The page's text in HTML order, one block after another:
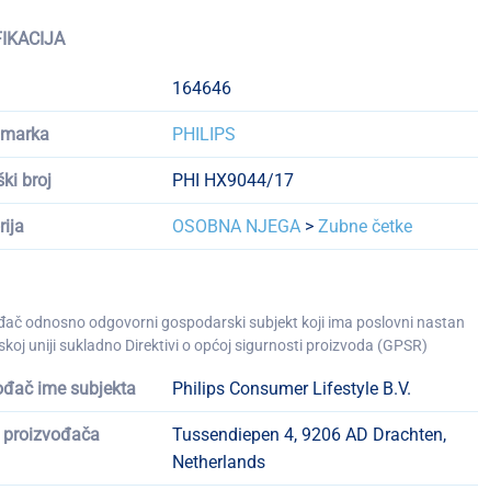
164646
PHILIPS
broj PHI HX9044/17
OSOBNA NJEGA >Zubne četke
odnosno odgovorni gospodarski subjekt koji ima poslovni nastan
uniji sukladno Direktivi o općoj sigurnosti proizvoda (GPSR)
ime subjekta Philips Consumer Lifestyle B.V.
proizvođača
Tussendiepen 4, 9206 AD Drachten,
Netherlands